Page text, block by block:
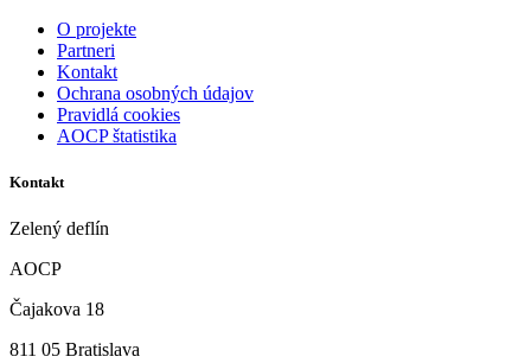
O projekte
Partneri
Kontakt
Ochrana osobných údajov
Pravidlá cookies
AOCP štatistika
Kontakt
Zelený deflín
AOCP
Čajakova 18
811 05 Bratislava